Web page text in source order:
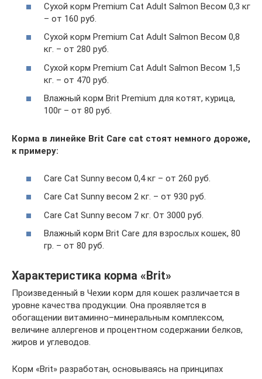
Сухой корм Premium Cat Adult Salmon Весом 0,3 кг
– от 160 руб.
Сухой корм Premium Cat Adult Salmon Весом 0,8
кг. – от 280 руб.
Сухой корм Premium Cat Adult Salmon Весом 1,5
кг. – от 470 руб.
Влажный корм Brit Premium для котят, курица,
100г – от 80 руб.
Корма в линейке Brit Care cat стоят немного дороже,
к примеру:
Care Cat Sunny весом 0,4 кг – от 260 руб.
Care Cat Sunny весом 2 кг. – от 930 руб.
Care Cat Sunny весом 7 кг. От 3000 руб.
Влажный корм Brit Care для взрослых кошек, 80
гр. – от 80 руб.
Характеристика корма «Brit»
Произведенный в Чехии корм для кошек различается в
уровне качества продукции. Она проявляется в
обогащении витаминно–минеральным комплексом,
величине аллергенов и процентном содержании белков,
жиров и углеводов.
Корм «Brit» разработан, основываясь на принципах